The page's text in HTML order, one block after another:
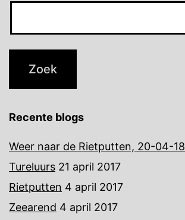
Recente blogs
Weer naar de Rietputten, 20-04-18
Tureluurs 21 april 2017
Rietputten 4 april 2017
Zeearend 4 april 2017